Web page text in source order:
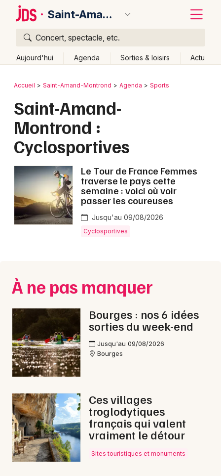
Saint-Amand-Montrond
Concert, spectacle, etc.
Aujourd'hui Agenda Sorties & loisirs Actu
Publier un événement
Grands événements
Activité & Expérience
Manifestations
Foires & salons
Sports
Soirées
Sorties famille
Expos
Cyclosportives dans le Cher
Cyclosportives dans le Centre
Cyclosportives dans le Centre-Val de Loire
Bordeaux
Colmar
Lille
Lyon
Marseille
Mulhouse
Montpellier
Paris
Strasbourg
Toulouse
Toutes les villes
Retour
Accueil Saint-Amand-Montrond Agenda Sports
Saint-Amand-
Montrond :
Cyclosportives
Le Tour de France Femmes
traverse le pays cette
semaine : voici où voir
passer les coureuses
Jusqu'au 09/08/2026
Cyclosportives
À ne pas manquer
Bourges : nos 6 idées
sorties du week-end
Jusqu'au 09/08/2026
Bourges
Ces villages
troglodytiques
français qui valent
vraiment le détour
Sites touristiques et monuments
Quoi ?
Où ?
Partout
Près de moi Changer de lieu
Quand ?
Aujourd'hui
Demain Ce week-end